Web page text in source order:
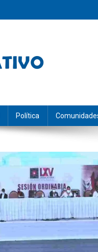
Política